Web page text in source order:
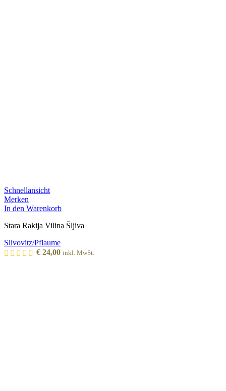
Schnellansicht
Merken
In den Warenkorb
Stara Rakija Vilina Šljiva
Slivovitz/Pflaume
€ 24,00 inkl. MwSt.